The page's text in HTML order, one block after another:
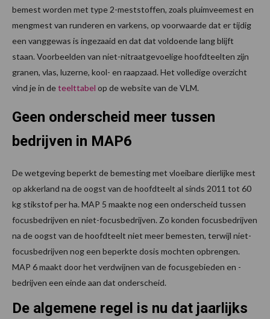
bemest worden met type 2-meststoffen, zoals pluimveemest en
mengmest van runderen en varkens, op voorwaarde dat er tijdig
een vanggewas is ingezaaid en dat dat voldoende lang blijft
staan. Voorbeelden van niet-nitraatgevoelige hoofdteelten zijn
granen, vlas, luzerne, kool- en raapzaad. Het volledige overzicht
vind je in deteelttabel op de website van de VLM.
Geen onderscheid meer tussen
bedrijven in MAP6
De wetgeving beperkt de bemesting met vloeibare dierlijke mest
op akkerland na de oogst van de hoofdteelt al sinds 2011 tot 60
kg stikstof per ha. MAP 5 maakte nog een onderscheid tussen
focusbedrijven en niet-focusbedrijven. Zo konden focusbedrijven
na de oogst van de hoofdteelt niet meer bemesten, terwijl niet-
focusbedrijven nog een beperkte dosis mochten opbrengen.
MAP 6 maakt door het verdwijnen van de focusgebieden en -
bedrijven een einde aan dat onderscheid.
De algemene regel is nu dat jaarlijks